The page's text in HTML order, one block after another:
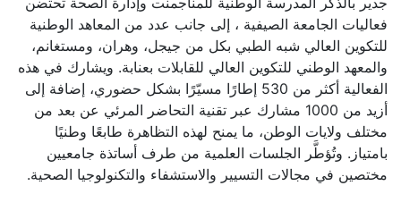
فعاليات الجامعة الصيفية ، إلى جانب عدد من المعاهد الوطنية
للتكوين العالي شبه الطبي بكل من جيجل، وهران، ومستغانم،
والمعهد الوطني للتكوين العالي للقابلات بعنابة. ويشارك في هذه
الفعالية أكثر من 530 إطارًا مسيّرًا بشكل حضوري، إضافة إلى
أزيد من 1000 مشارك عبر تقنية التحاضر المرئي عن بعد من
مختلف ولايات الوطن، ما يمنح لهذه التظاهرة طابعًا وطنيًا
بامتياز. وتُؤطَّر الجلسات العلمية من طرف أساتذة جامعيين
مختصين في مجالات التسيير والاستشفاء والتكنولوجيا الصحية.